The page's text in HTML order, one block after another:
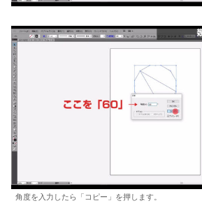
角度を入力したら「コピー」を押します。